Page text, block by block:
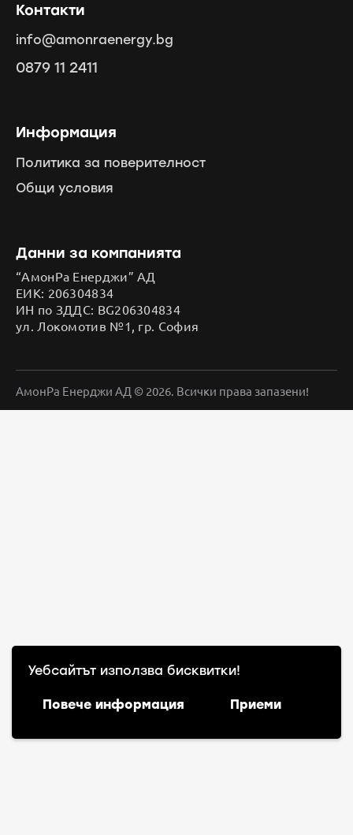
Уебсайтът използва бисквитки!
Повече информация Приеми
Контакти
info@amonraenergy.bg
0879 11 2411
Информация
Политика за поверителност
Общи условия
Данни за компанията
“АмонРа Енерджи” АД
ЕИК: 206304834
ИН по ЗДДС: BG206304834
ул. Локомотив №1, гр. София
АмонРа Енерджи АД © 2026. Всички права запазени!